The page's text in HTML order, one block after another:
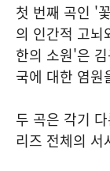
첫 번째 곡인 '
의 인간적 고뇌
한의 소원'은
국에 대한 염원
두 곡은 각기
리즈 전체의 서